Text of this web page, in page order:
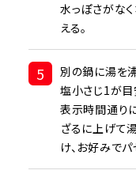
水っぽさがな
える。
5
別の鍋に湯を
塩小さじ1が目
表示時間通り
ざるに上げて
け、お好みで